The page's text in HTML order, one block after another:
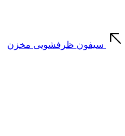
سیفون ظرفشویی مخزن